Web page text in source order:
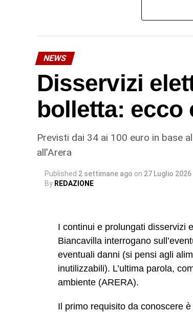
dell’azienda – a contenere la
soluzione realmente risolutiva
più impegnativo, ma necessario
dell’infrastruttura, evitando il
per la riparazione è
© RIPRODUZIONE RISERVATA
NEWS
Disservizi
bolletta: ecco
Previsti dai 34 ai 100 euro in base
all’Arera
Published 2 settimane ago on 27 Luglio 2026
By REDAZIONE
I continui e prolungati disservizi
Biancavilla interrogano
eventuali danni (si pensi agli
inutilizzabili). L’ultima parola,
ambiente (ARERA).
Il primo requisito da conoscere